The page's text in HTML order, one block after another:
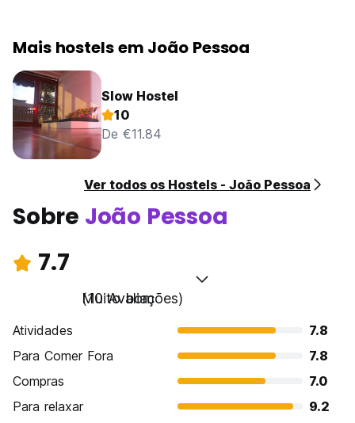
Mais hostels em João Pessoa
Slow Hostel
10
De €11.84
Ver todos os Hostels - João Pessoa
Sobre João Pessoa
7.7
Muito bom
(10 Avaliações)
Atividades
7.8
Para Comer Fora
7.8
Compras
7.0
Para relaxar
9.2